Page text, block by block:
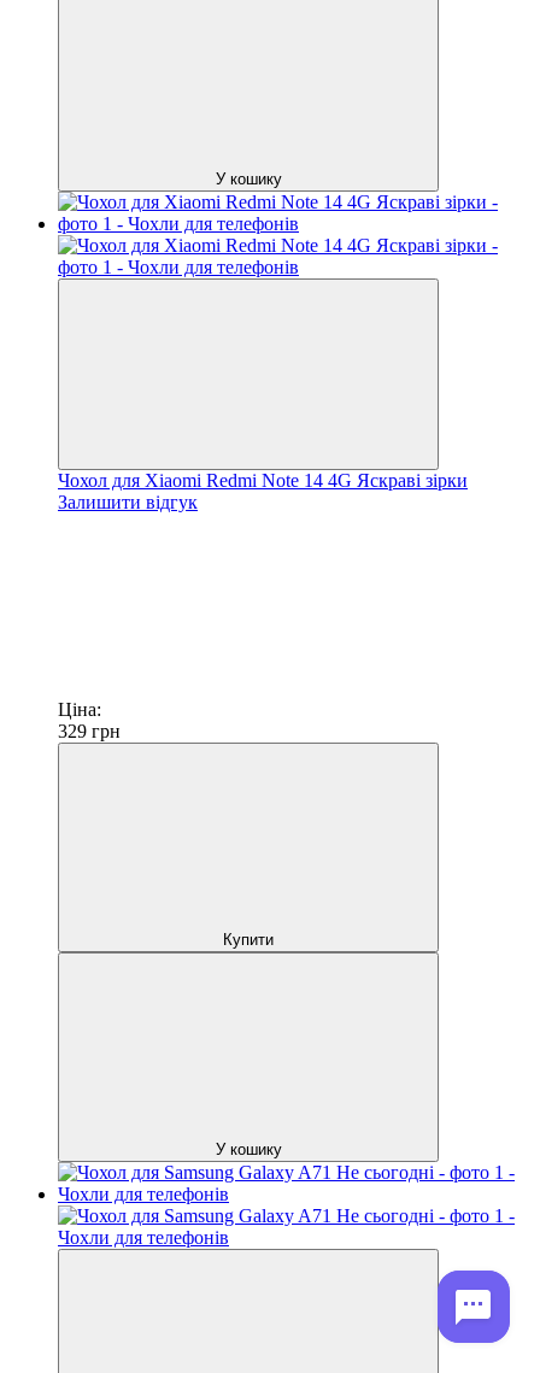
У кошику
Чохол для Xiaomi Redmi Note 14 4G Яскраві зірки
Залишити відгук
Ціна:
329 грн
Купити
У кошику